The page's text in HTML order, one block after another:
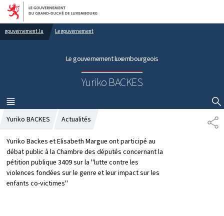
Aller au menu principal
Aller au contenu
gouvernement.lu Le gouvernement
Le gouvernement luxembourgeois
Yuriko BACKES
MENU
PRINCIPAL
AFFICHER / MASQUER LA RECHERCHE
P
A
Yuriko BACKES Actualités
Yuriko Backes et Elisabeth Margue ont participé au
débat public à la Chambre des députés concernant la
pétition publique 3409 sur la ''lutte contre les
violences fondées sur le genre et leur impact sur les
enfants co-victimes''